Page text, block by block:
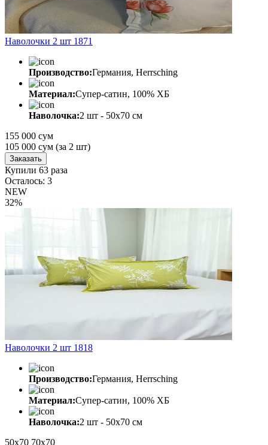
Наволочки 2 шт 1871
Производство:Германия, Herrsching
Материал:Супер-сатин, 100% ХБ
Наволочка:2 шт - 50x70 см
155 000 сум
105 000 сум (за 2 шт)
Заказать
Купили 63 раза
Осталось: 3
NEW
32%
Наволочки 2 шт 1818
Производство:Германия, Herrsching
Материал:Супер-сатин, 100% ХБ
Наволочка:2 шт - 50x70 см
50х70 70х70